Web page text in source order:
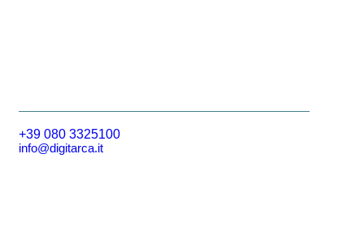
+39 080 3325100
info@digitarca.it